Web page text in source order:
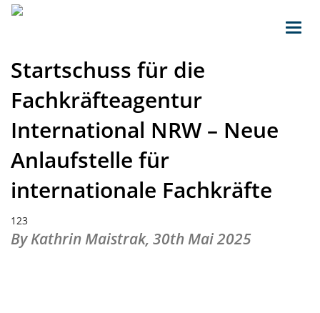
Startschuss für die
Fachkräfteagentur
International NRW – Neue
Anlaufstelle für
internationale Fachkräfte
123
By Kathrin Maistrak, 30th Mai 2025